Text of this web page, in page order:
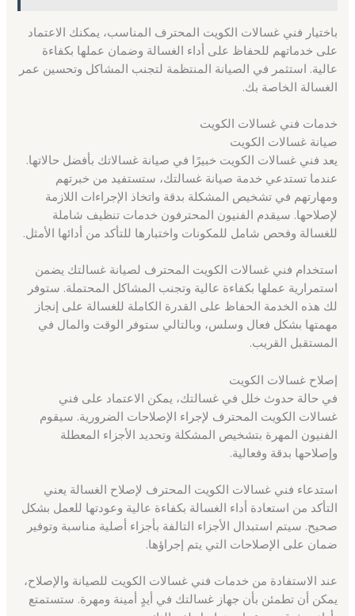
باختيار فني غسالات الكويت المحترف المناسب، يمكنك الاعتماد
على خدماتهم للحفاظ على أداء الغسالة وضمان عملها بكفاءة
عالية. استثمر في الصيانة المنتظمة لتجنب المشاكل وتحسين عمر
الغسالة الخاصة بك.
خدمات فني غسالات الكويت
صيانة غسالات الكويت
يعد فني غسالات الكويت خبيرًا في صيانة غسالاتك بأفضل حالاتها.
عندما تستدعي خدمة صيانة غسالتك، ستستفيد من خبرتهم
ومهارتهم في تشخيص المشكلة بدقة واتخاذ الإجراءات اللازمة
لإصلاحها. سيقدم الفنيون المحترفون خدمات تنظيف شاملة
للغسالة وفحص شامل للمكونات واختبارها للتأكد من أدائها الأمثل.
استخدام فني غسالات الكويت المحترف لصيانة غسالتك يضمن
استمرارية عملها بكفاءة عالية وتجنب المشاكل المحتملة. ستوفر
لك هذه الخدمة الحفاظ على القدرة الكاملة للغسالة على إنجاز
مهمتها بشكل فعال وسلس، وبالتالي ستوفر الوقت والمال في
المستقبل القريب.
إصلاح غسالات الكويت
في حالة حدوث خلل في غسالتك، يمكن الاعتماد على فني
غسالات الكويت المحترف لإجراء الإصلاحات الضرورية. سيقوم
الفنيون المهرة بتشخيص المشكلة وتحديد الأجزاء المعطلة
وإصلاحها بدقة وفعالية.
استدعاء فني غسالات الكويت المحترف لإصلاح الغسالة يعني
التأكد من استعادة أداء الغسالة بكفاءة عالية وعودتها للعمل بشكل
صحيح. سيتم استبدال الأجزاء التالفة بأجزاء أصلية مناسبة وتوفير
ضمان على الإصلاحات التي يتم إجراؤها.
عند الاستفادة من خدمات فني غسالات الكويت للصيانة والإصلاح،
يمكن أن تطمئن بأن جهاز غسالتك في أيدٍ أمينة ومهرة. ستستمتع